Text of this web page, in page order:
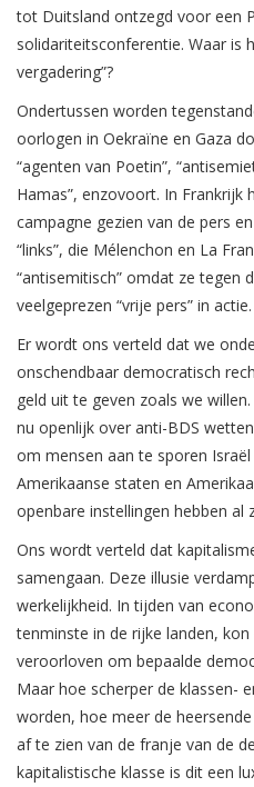
tot Duitsland ontzegd voor een
solidariteitsconferentie. Waar is
vergadering”?
Ondertussen worden
oorlogen in Oekraïne en Gaza
“agenten van Poetin”,
Hamas”, enzovoort. In Frankrijk
campagne gezien van de pers
“links”, die Mélenchon en La
“antisemitisch” omdat ze tegen
veelgeprezen “vrije pers” in actie.
Er wordt ons verteld dat we
onschendbaar democratisch
geld uit te geven zoals we
nu openlijk over anti-BDS
om mensen aan te sporen
Amerikaanse staten en
openbare instellingen hebben al
Ons wordt verteld dat
samengaan. Deze illusie
werkelijkheid. In tijden van
tenminste in de rijke landen,
veroorloven om bepaalde
Maar hoe scherper de klassen-
worden, hoe meer de
af te zien van de franje van de
kapitalistische klasse is dit een